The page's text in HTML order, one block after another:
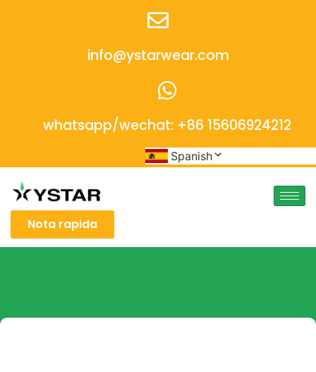
info@ystarwear.com
whatsapp/wechat: +86 15606924212
Spanish
Nota rapida